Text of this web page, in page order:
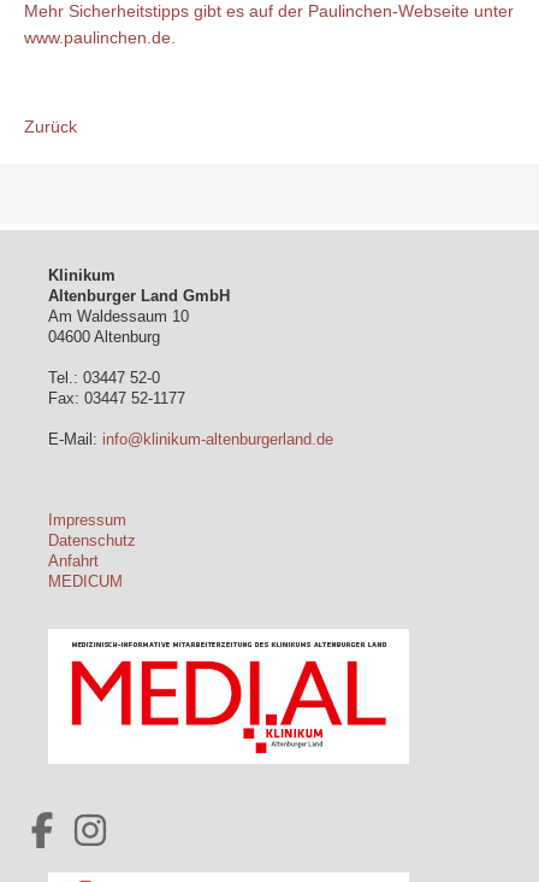
Mehr Sicherheitstipps gibt es auf der Paulinchen-Webseite unter
www.paulinchen.de.
Zurück
Klinikum
Altenburger Land GmbH
Am Waldessaum 10
04600 Altenburg
Tel.: 03447 52-0
Fax: 03447 52-1177
E-Mail: info@klinikum-altenburgerland.de
Impressum
Datenschutz
Anfahrt
MEDICUM